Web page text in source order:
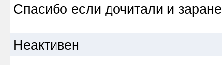
Спасибо если дочитали и
Неактивен